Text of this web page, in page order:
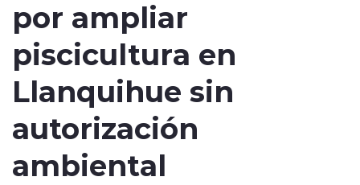
Tendencias
Internacional
Deportes
Entrevistas
por ampliar
piscicultura en
Llanquihue sin
autorización
ambiental